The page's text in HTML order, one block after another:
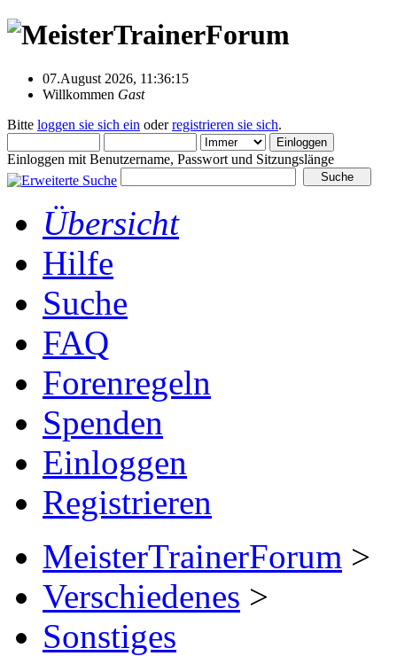
07.August 2026, 11:36:15
Willkommen Gast
Bitte loggen sie sich ein oderregistrieren sie sich.
Einloggen mit Benutzername, Passwort und Sitzungslänge
Übersicht
Hilfe
Suche
FAQ
Forenregeln
Spenden
Einloggen
Registrieren
MeisterTrainerForum >
Verschiedenes >
Sonstiges